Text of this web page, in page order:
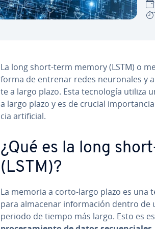
La long short-term memory (LSTM) o
forma de entrenar redes neu­ro­na­les
te a largo plazo. Esta te­c­no­lo­gía utiliza
a largo plazo y es de crucial
cia ar­ti­fi­cial.
¿Qué es la long
(LSTM)?
La memoria a corto-largo plazo es una
para almacenar in­fo­r­ma­ción dentro de
periodo de tiempo más largo. Esto es